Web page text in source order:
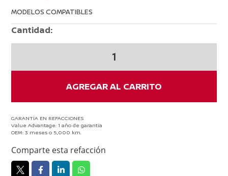
MODELOS COMPATIBLES
Cantidad:
cantidad
AGREGAR AL CARRITO
GARANTÍA EN REFACCIONES
Value Advantage: 1 año de garantía
OEM: 3 meses o 5,000 km.
Comparte esta refacción